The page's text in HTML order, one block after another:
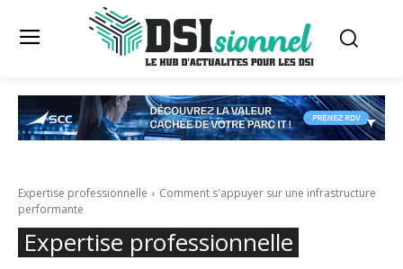
Expertise professionnelle
Comment s'appuyer sur une infrastructure
performante
Expertise professionnelle